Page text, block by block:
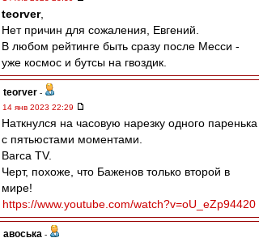
teorver,
Нет причин для сожаления, Евгений.
В любом рейтинге быть сразу после Месси -
уже космос и бутсы на гвоздик.
teorver -
14 янв 2023 22:29
Наткнулся на часовую нарезку одного паренька
с пятьюстами моментами.
Barca TV.
Черт, похоже, что Баженов только второй в
мире!
https://www.youtube.com/watch?v=oU_eZp94420
авоська -